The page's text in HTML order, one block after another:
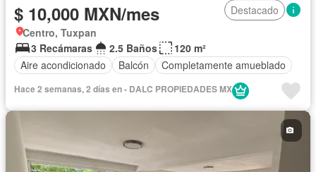
$ 10,000 MXN/mes
Destacado
Centro, Tuxpan
3 Recámaras
2.5 Baños
120 m²
Aire acondicionado
Balcón Completamente amueblado
Hace 2 semanas, 2 días en - DALC PROPIEDADES MX